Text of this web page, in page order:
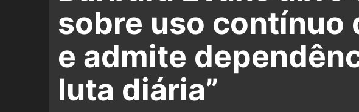
sobre uso contínuo
e admite
luta diária”